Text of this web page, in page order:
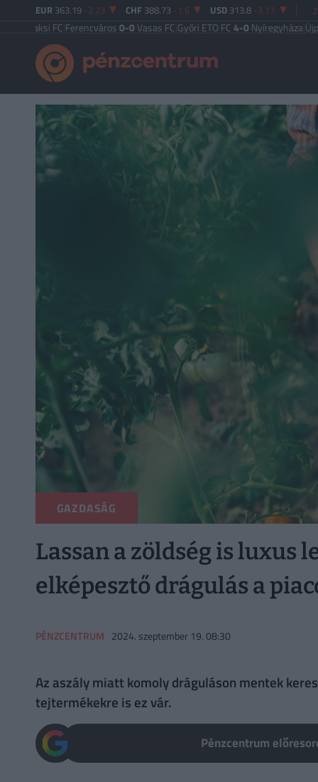
EUR 363.19 -2.23 CHF 388.73 -1.6 USD 313.8 -3.17
Ferencváros0-0Vasas FC|Győri ETO FC4-0Nyíregyháza|Újpest FC4-2
GAZDASÁG
Lassan a zöldség is luxus
elképesztő drágulás a
PÉNZCENTRUM 2024. szeptember 19. 08:30
Az aszály miatt komoly dráguláson mentek
tejtermékekre is ez vár.
Pénzcentrum